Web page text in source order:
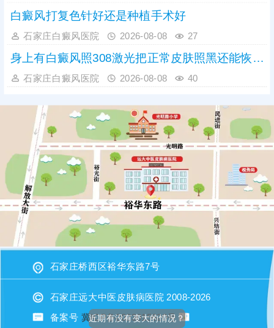
白癜风打复色针好还是种植手术好
石家庄白癜风医院 2026-08-08 27
身上有白癜风照308激光把正常皮肤照黑还能恢复吗
石家庄白癜风医院 2026-08-08 40
石家庄桥西区裕华东路7号
石家庄远大中医皮肤病医院 2008-2026
备案号 冀ICP备2023015620号
近期有没有变大的情况？